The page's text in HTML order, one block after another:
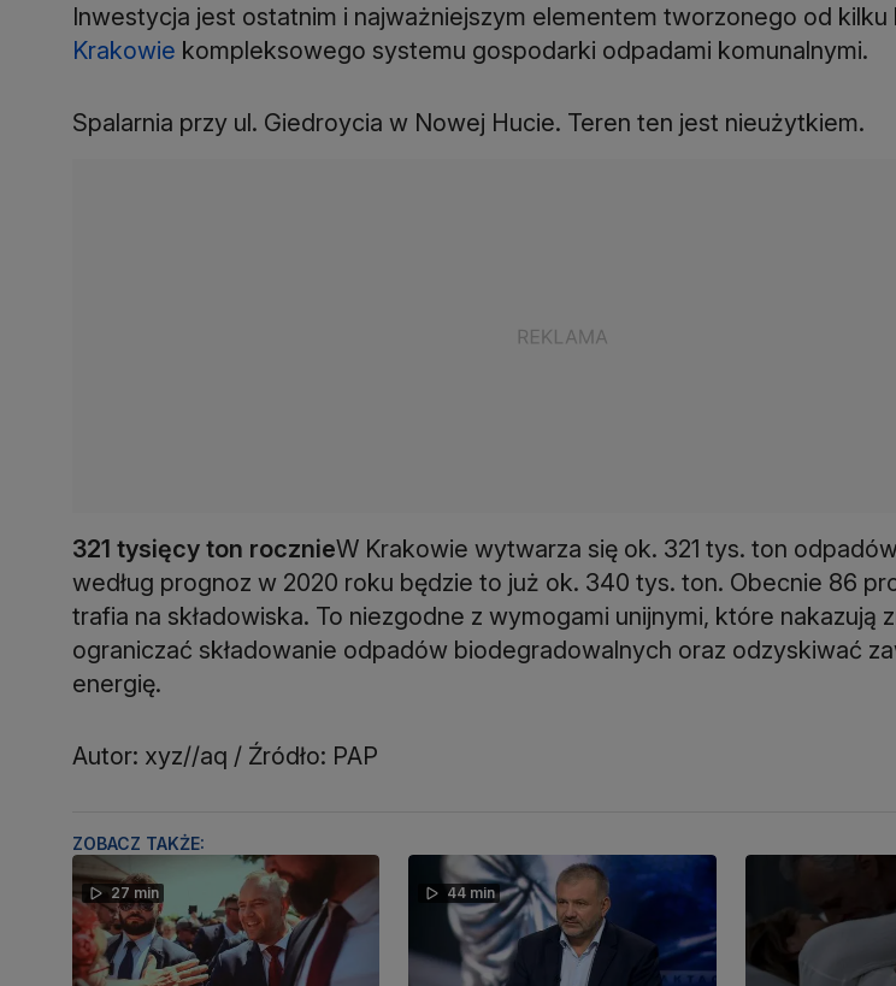
Inwestycja jest ostatnim i najważniejszym elementem tworzonego od kilku
Krakowie kompleksowego systemu gospodarki odpadami komunalnymi.
Spalarnia przy ul. Giedroycia w Nowej Hucie. Teren ten jest nieużytkiem.
321 tysięcy ton rocznieW Krakowie wytwarza się ok. 321 tys. ton
według prognoz w 2020 roku będzie to już ok. 340 tys. ton. Obecnie 86
trafia na składowiska. To niezgodne z wymogami unijnymi, które nakazują
ograniczać składowanie odpadów biodegradowalnych oraz odzyskiwać
energię.
Autor: xyz//aq / Źródło: PAP
ZOBACZ TAKŻE:
27 min 44 min